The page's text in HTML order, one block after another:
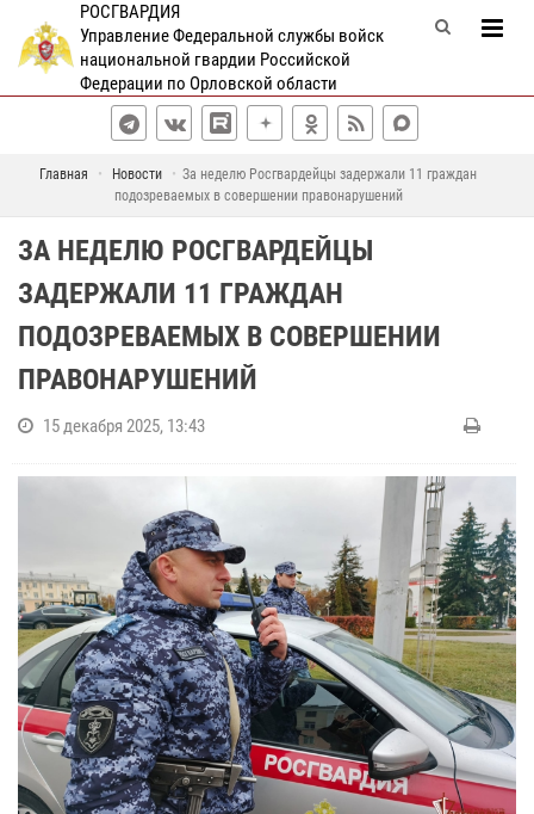
РОСГВАРДИЯ
Управление Федеральной службы войск
национальной гвардии Российской
Федерации по Орловской области
Главная Новости
За неделю Росгвардейцы задержали 11 граждан
подозреваемых в совершении правонарушений
ЗА НЕДЕЛЮ РОСГВАРДЕЙЦЫ
ЗАДЕРЖАЛИ 11 ГРАЖДАН
ПОДОЗРЕВАЕМЫХ В СОВЕРШЕНИИ
ПРАВОНАРУШЕНИЙ
15 декабря 2025, 13:43